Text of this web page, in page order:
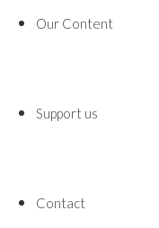
Our Content
Support us
Contact